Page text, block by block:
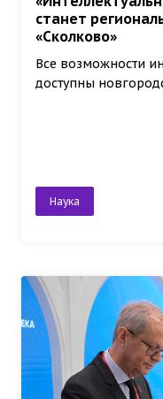
станет
«Сколково»
Все возможности
доступны
Наука